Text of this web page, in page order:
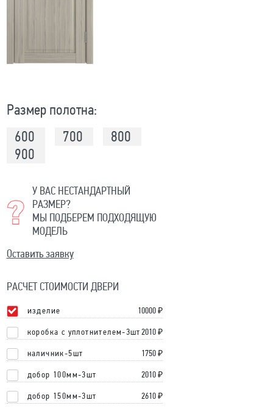
Размер полотна:
600
700
800
900
У ВАС НЕСТАНДАРТНЫЙ
РАЗМЕР?
МЫ ПОДБЕРЕМ ПОДХОДЯЩУЮ
МОДЕЛЬ
Оставить заявку
РАСЧЕТ СТОИМОСТИ ДВЕРИ
изделие 10000₽
коробка с уплотнителем-3шт 2010 ₽
наличник-5шт 1750 ₽
добор 100мм-3шт 2010 ₽
добор 150мм-3шт 2610 ₽